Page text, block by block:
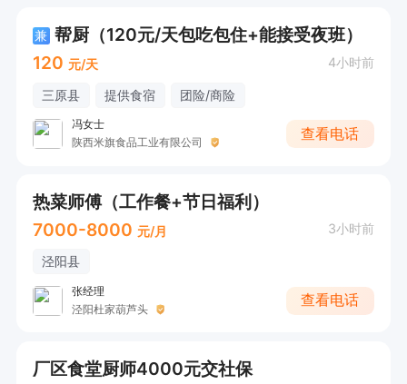
兼 帮厨（120元/天包吃包住+能接受夜班）
120 元/天 4小时前
三原县 提供食宿 团险/商险
冯女士
陕西米旗食品工业有限公司
查看电话
热菜师傅（工作餐+节日福利）
7000-8000 元/月 3小时前
泾阳县
张经理
泾阳杜家葫芦头
查看电话
厂区食堂厨师4000元交社保